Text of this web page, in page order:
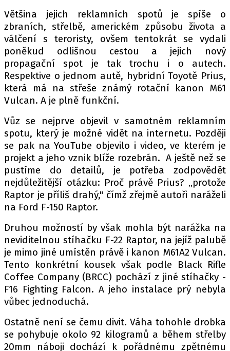
Pošlete e-mail na autoroad.cz
ETICKÝ KODEX
KONTAKT
VYDAVATEL
INZERCE
Provozovatelem serveru autoroad.cz je
INCORP MEDIA GROUP s.r.o., IČ: 118 23 054
Většina jejich reklamních spotů je spíše o
zbraních, střelbě, americkém způsobu života a
válčení s teroristy, ovšem tentokrát se vydali
poněkud odlišnou cestou a jejich nový
propagační spot je tak trochu i o autech.
Respektive o jednom autě, hybridní Toyotě Prius,
která má na střeše známý rotační kanon M61
Vulcan. A je plně funkční.
Vůz se nejprve objevil v samotném reklamním
spotu, který je možné vidět na internetu. Později
se pak na YouTube objevilo i video, ve kterém je
projekt a jeho vznik blíže rozebrán. A ještě než se
pustíme do detailů, je potřeba zodpovědět
nejdůležitější otázku: Proč právě Prius? „protože
Raptor je příliš drahý," čímž zřejmě autoři naráželi
na Ford F-150 Raptor.
Druhou možností by však mohla být narážka na
neviditelnou stíhačku F-22 Raptor, na jejíž palubě
je mimo jiné umístěn právě i kanon M61A2 Vulcan.
Tento konkrétní kousek však podle Black Rifle
Coffee Company (BRCC) pochází z jiné stíhačky -
F16 Fighting Falcon. A jeho instalace prý nebyla
vůbec jednoduchá.
Ostatně není se čemu divit. Váha tohohle drobka
se pohybuje okolo 92 kilogramů a během střelby
20mm náboji dochází k pořádnému zpětnému